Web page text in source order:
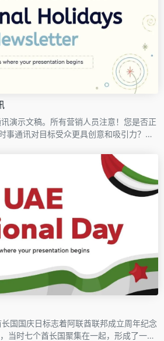
演示文稿。所有营销人员注意！您是否正
事通讯对目标受众更具创意和吸引力？这
和可定制的功能，制作出脱颖而出并有效
此简单。
国国庆日标志着阿联酋联邦成立周年纪念
当时七个酋长国聚集在一起，形成了一个